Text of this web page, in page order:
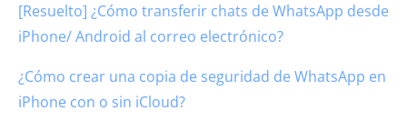
[Resuelto] ¿Cómo transferir chats de WhatsApp desde
iPhone/ Android al correo electrónico?
¿Cómo crear una copia de seguridad de WhatsApp en
iPhone con o sin iCloud?